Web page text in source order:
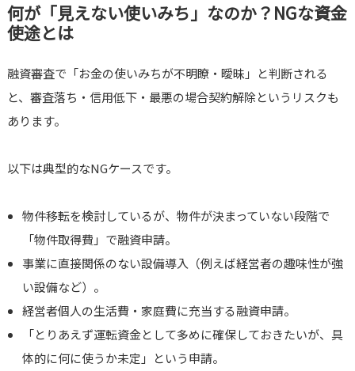
何が「見えない使いみち」なのか？NGな資金
使途とは
融資審査で「お金の使いみちが不明瞭・曖昧」と判断される
と、審査落ち・信用低下・最悪の場合契約解除というリスクも
あります。
以下は典型的なNGケースです。
物件移転を検討しているが、物件が決まっていない段階で
「物件取得費」で融資申請。
事業に直接関係のない設備導入（例えば経営者の趣味性が強
い設備など）。
経営者個人の生活費・家庭費に充当する融資申請。
「とりあえず運転資金として多めに確保しておきたいが、具
体的に何に使うか未定」という申請。